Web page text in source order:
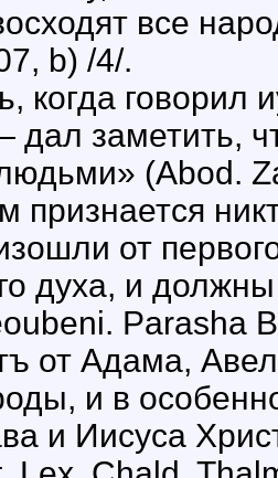
все
b) /4/.
когда
заметить,
(Abod.
признается
от
духа, и
Parasha
от Адама,
и в
и Иисуса